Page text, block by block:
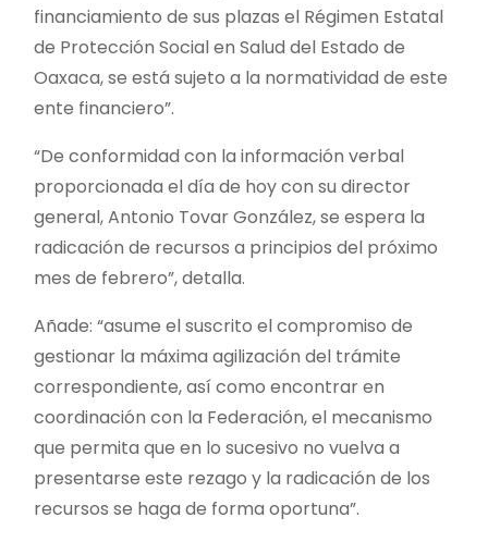
financiamiento de sus plazas el Régimen Estatal
de Protección Social en Salud del Estado de
Oaxaca, se está sujeto a la normatividad de este
ente financiero”.
“De conformidad con la información verbal
proporcionada el día de hoy con su director
general, Antonio Tovar González, se espera la
radicación de recursos a principios del próximo
mes de febrero”, detalla.
Añade: “asume el suscrito el compromiso de
gestionar la máxima agilización del trámite
correspondiente, así como encontrar en
coordinación con la Federación, el mecanismo
que permita que en lo sucesivo no vuelva a
presentarse este rezago y la radicación de los
recursos se haga de forma oportuna”.